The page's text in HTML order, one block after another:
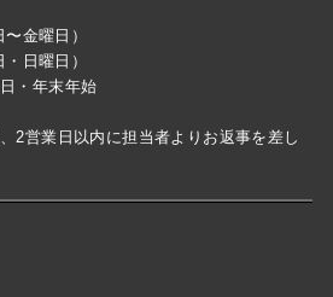
金曜日）
日曜日）
・年末年始
2営業日以内に担当者よりお返事を差し